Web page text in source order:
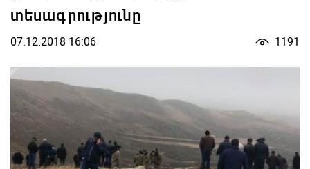
տեսագրությունը
07.12.2018 16:06 1191